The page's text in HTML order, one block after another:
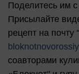
Поделитесь им
Присылайте
рецепт на почту
соавторами